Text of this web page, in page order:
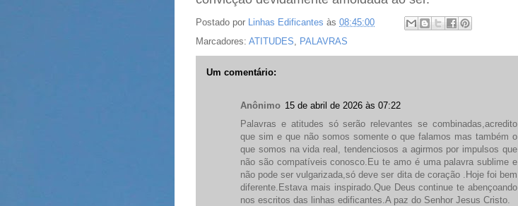
Postado por Linhas Edificantes às 08:45:00
Marcadores: ATITUDES, PALAVRAS
Um comentário:
Anônimo 15 de abril de 2026 às 07:22
Palavras e atitudes só serão relevantes se combinadas,acredito
que sim e que não somos somente o que falamos mas também o
que somos na vida real, tendenciosos a agirmos por impulsos que
não são compatíveis conosco.Eu te amo é uma palavra sublime e
não pode ser vulgarizada,só deve ser dita de coração .Hoje foi bem
diferente.Estava mais inspirado.Que Deus continue te abençoando
nos escritos das linhas edificantes.A paz do Senhor Jesus Cristo.